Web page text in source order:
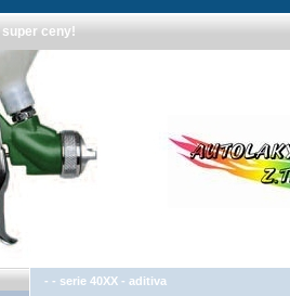
ceny!
- - serie 40XX - aditiva